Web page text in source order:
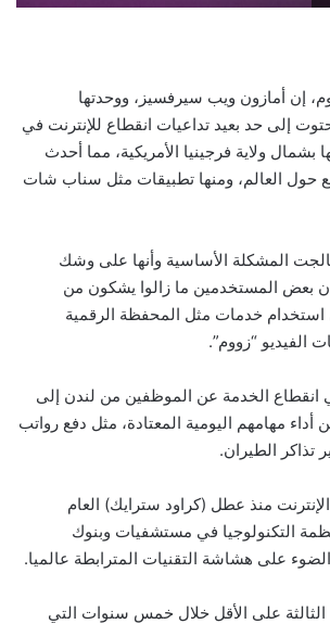
إن أمازون ويب سيرفسيز، ووحدتها
إلى حد بعيد تداعيات انقطاع للإنترنت في
بشمال ولاية فرجينيا الأمريكية، مما أحدث
حول العالم، ومنها تطبيقات مثل سناب شات
المشكلة الأساسية وأنها على وشك
بعض المستخدمين ما زالوا يشكون من
خدمات مثل المحفظة الرقمية
الفيديو “زووم”.
الخدمة عن الموظفين من لندن إلى
مهامهم اليومية المعتادة، مثل دفع رواتب
تذاكر الطيران.
منذ عطل (كراود سترايك) العام
التكنولوجيا في مستشفيات وبنوك
على هشاشة التقنيات المترابطة عالميا.
على الأقل خلال خمس سنوات التي